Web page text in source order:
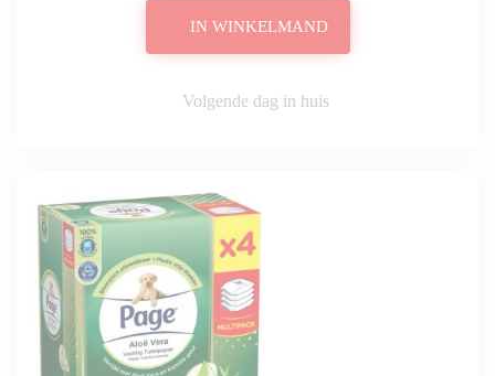
IN WINKELMAND
Volgende dag in huis